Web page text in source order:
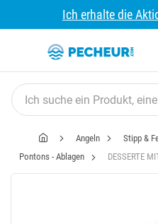
Ich erhalte die
Angeln Stipp &
Pontons - Ablagen
DESSERTE